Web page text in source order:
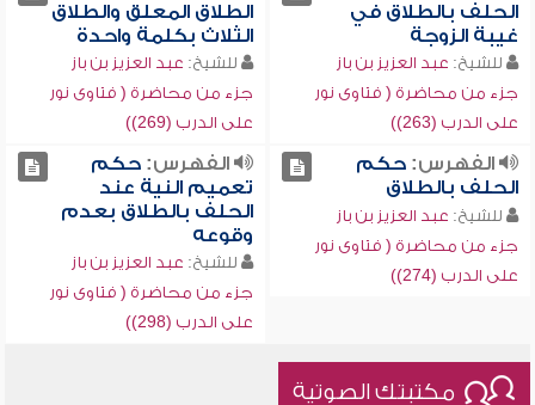
الحلف بالطلاق في
غيبة الزوجة
للشيخ: عبد العزيز بن باز
جزء من محاضرة ( فتاوى نور
على الدرب (263))
الطلاق المعلق والطلاق
الثلاث بكلمة واحدة
للشيخ: عبد العزيز بن باز
جزء من محاضرة ( فتاوى نور
على الدرب (269))
الفهرس:حكم
الحلف بالطلاق
للشيخ: عبد العزيز بن باز
جزء من محاضرة ( فتاوى نور
على الدرب (274))
الفهرس:حكم
تعميم النية عند
الحلف بالطلاق بعدم
وقوعه
للشيخ: عبد العزيز بن باز
جزء من محاضرة ( فتاوى نور
على الدرب (298))
مكتبتك الصوتية